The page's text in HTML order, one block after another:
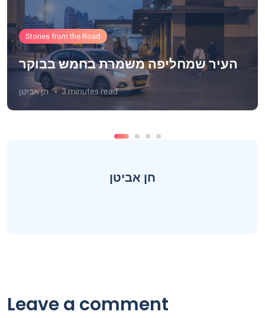
Stories from the Road
העיר שמחליפה משמרת בחמש בבוקר
חן אביטן 3 minutes read
חן אביטן
Leave a comment